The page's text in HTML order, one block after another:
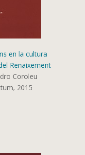
en la cultura
Renaixement
Coroleu
2015